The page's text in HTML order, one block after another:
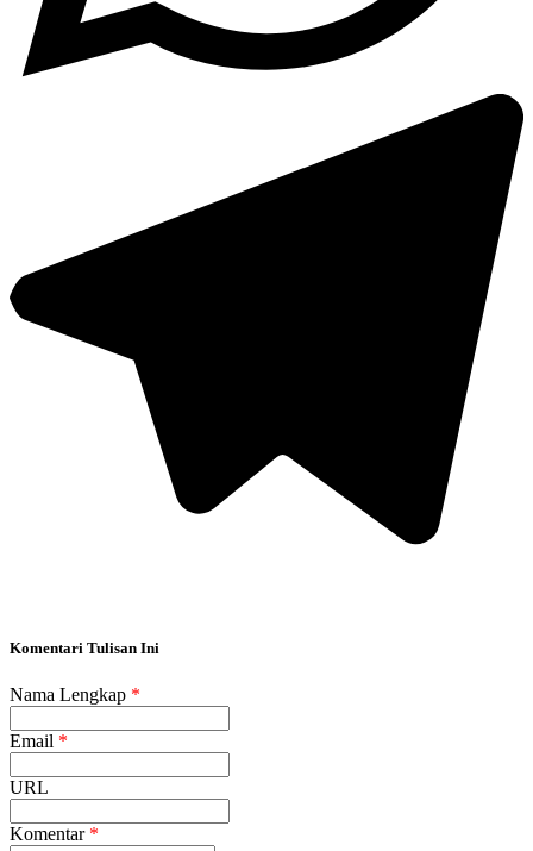
Komentari Tulisan Ini
Nama Lengkap *
Email *
URL
Komentar *